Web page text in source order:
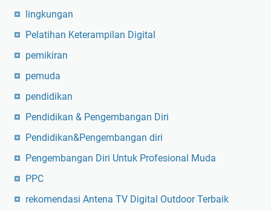
a
lingkungan
Pelatihan Keterampilan Digital
pemikiran
pemuda
pendidikan
Pendidikan & Pengembangan Diri
Pendidikan&Pengembangan diri
Pengembangan Diri Untuk Profesional Muda
PPC
rekomendasi Antena TV Digital Outdoor Terbaik